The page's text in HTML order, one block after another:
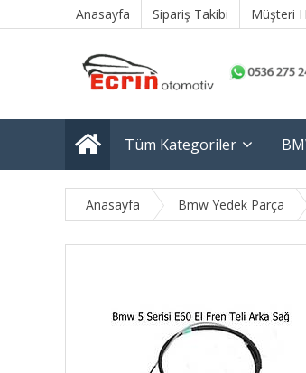
Anasayfa Sipariş Takibi Müşteri
Tüm Kategoriler
Anasayfa Bmw Yedek Parça